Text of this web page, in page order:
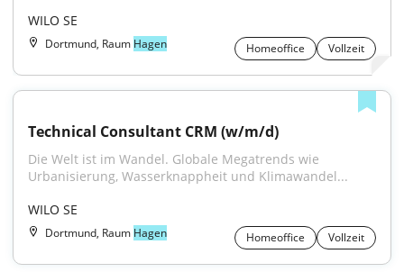
WILO SE
Dortmund, Raum Hagen Homeoffice Vollzeit
Technical Consultant CRM (w/m/d)
Die Welt ist im Wandel. Globale Megatrends wie
Urbanisierung, Wasserknappheit und Klimawandel...
WILO SE
Dortmund, Raum Hagen Homeoffice Vollzeit